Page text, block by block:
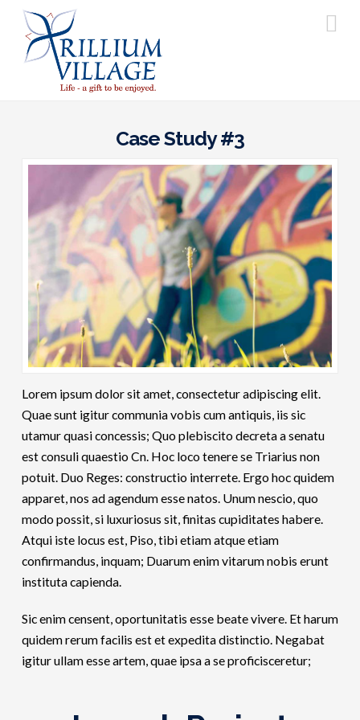
Case Study #3
Lorem ipsum dolor sit amet, consectetur adipiscing elit.
Quae sunt igitur communia vobis cum antiquis, iis sic
utamur quasi concessis; Quo plebiscito decreta a senatu
est consuli quaestio Cn. Hoc loco tenere se Triarius non
potuit. Duo Reges: constructio interrete. Ergo hoc quidem
apparet, nos ad agendum esse natos. Unum nescio, quo
modo possit, si luxuriosus sit, finitas cupiditates habere.
Atqui iste locus est, Piso, tibi etiam atque etiam
confirmandus, inquam; Duarum enim vitarum nobis erunt
instituta capienda.
Sic enim censent, oportunitatis esse beate vivere. Et harum
quidem rerum facilis est et expedita distinctio. Negabat
igitur ullam esse artem, quae ipsa a se proficisceretur;